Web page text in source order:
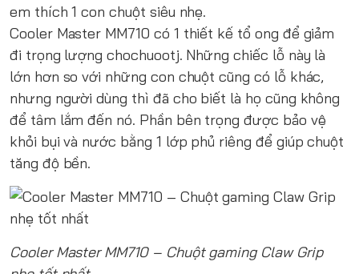
em thích 1 con chuột siêu nhẹ.
Cooler Master MM710 có 1 thiết kế tổ ong để giảm
đi trọng lượng chochuootj. Những chiếc lỗ này là
lớn hơn so với những con chuột cũng có lỗ khác,
nhưng người dùng thì đã cho biết là họ cũng không
để tâm lắm đến nó. Phần bên trọng được bảo vệ
khỏi bụi và nước bằng 1 lớp phủ riêng để giúp chuột
tăng độ bền.
Cooler Master MM710 – Chuột gaming Claw Grip